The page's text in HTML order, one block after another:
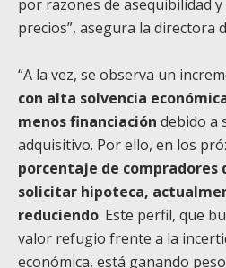
por razones de asequibilidad
precios”, asegura la directora
“A la vez, se observa un
con alta solvencia
menos financiación debido a
adquisitivo. Por ello, en los
porcentaje de compradores
solicitar hipoteca,
reduciendo. Este perfil, que
valor refugio frente a la
económica, está ganando